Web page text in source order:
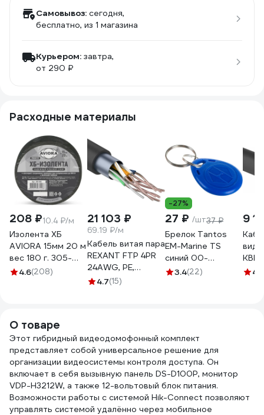
Самовывоз: сегодня,
бесплатно, из 1 магазина
Курьером: завтра,
от 290 ₽
Расходные материалы
208 ₽10.4 ₽/м
Изолента ХБ
AVIORA 15мм 20 м
вес 180 г. 305-
0654.6(208)
21 103 ₽
69.19 ₽/м
Кабель витая пара
REXANT FTP 4PR
24AWG, PE,
CAT5e 305м
4.7(15)
-27%
27 ₽ /шт37 ₽
Брелок Tantos
EM-Marine TS
синий 00-
00015695
3.4(22)
9
КВК-
4.7
О товаре
Этот гибридный видеодомофонный комплект
представляет собой универсальное решение для
организации видеосистемы контроля доступа. Он
включает в себя вызывную панель DS-D100P, монитор
VDP-H3212W, а также 12-вольтовый блок питания.
Возможности работы с системой Hik-Connect позволяют
управлять системой удалённо через мобильное